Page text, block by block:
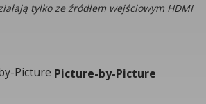
tylko ze źródłem wejściowym HDMI
Picture-by-Picture